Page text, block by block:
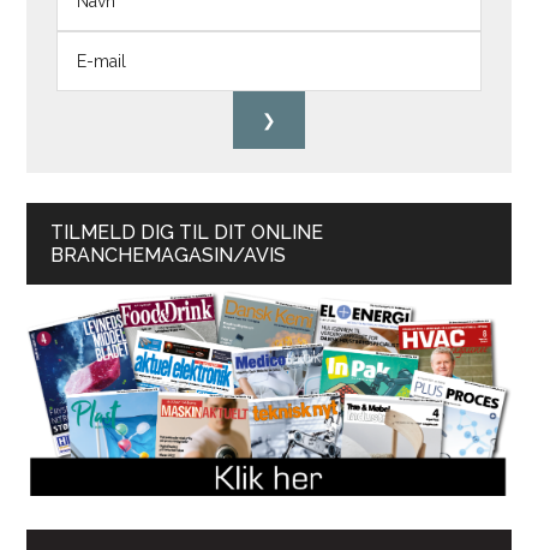
TILMELD DIG TIL DIT ONLINE
BRANCHEMAGASIN/AVIS